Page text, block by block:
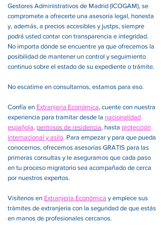
Gestores Administrativos de Madrid (ICOGAM), se
compromete a ofrecerte una asesoría legal, honesta
y, además, a precios accesibles y justps, siempre
podrá usted contar con transparencia e integridad.
No importa dónde se encuentre ya que ofrecemos la
posibilidad de mantener un control y seguimiento
continuo sobre el estado de su expediente o trámite.
No escatime en consultarnos, estamos para eso.
Confía en Extranjería Económica, cuente con nuestra
experiencia para tramitar desde la nacionalidad
española, permisos de residencia, hasta protección
internacional y asilo. Para empezar y para que pueda
conocernos, ofrecemos asesorías GRATIS para las
primeras consultas y le aseguramos que cada paso
en tu proceso migratorio sea acompañado de cerca
por nuestros expertos.
Visítenos en Extranjería Económica y empiece sus
trámites de extranjería con la seguridad de que estás
en manos de profesionales cercanos.